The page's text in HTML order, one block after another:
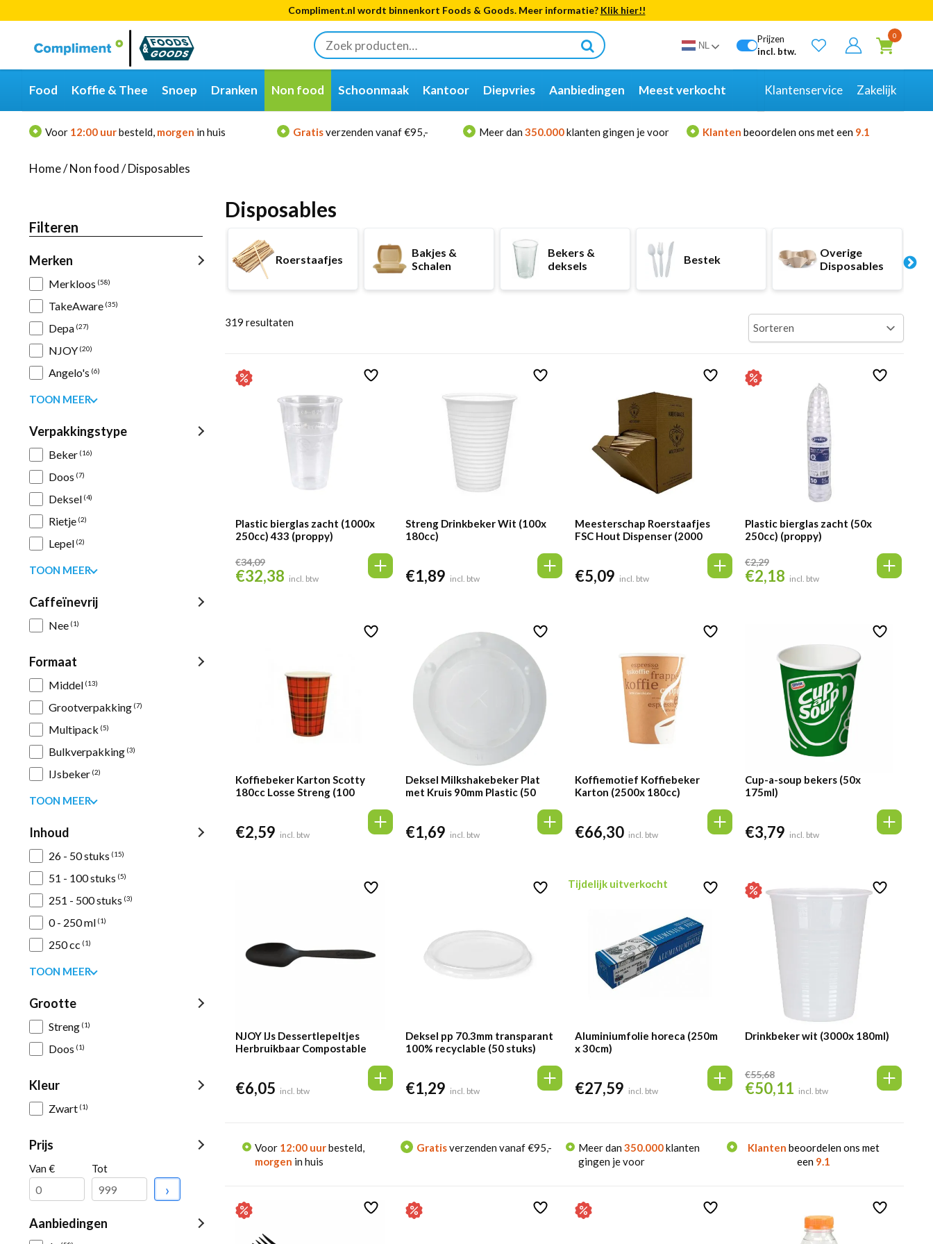
Compliment.nl wordt binnenkort Foods & Goods. Meer informatie? Klik hier!!
Zoeken
naar:
Categorieën
Merken
NL
Prijzen
incl. btw.
0
Food Koffie & Thee Snoep Dranken Non food Schoonmaak Kantoor Diepvries Aanbiedingen Meest verkocht Klantenservice Zakelijk
Voor 12:00 uurbesteld, morgen in huis Gratisverzenden vanaf €95,- Meer dan 350.000klanten gingen je voor Klanten beoordelen ons met een 9.1
Home/Non food/Disposables
Filteren
Merken
Merkloos (58)
TakeAware (35)
Depa (27)
NJOY (20)
Angelo's (6)
TOON MEER
Verpakkingstype
Beker (16)
Doos (7)
Deksel (4)
Rietje (2)
Lepel (2)
TOON MEER
Caffeïnevrij
Nee (1)
Formaat
Middel (13)
Grootverpakking (7)
Multipack (5)
Bulkverpakking (3)
IJsbeker (2)
TOON MEER
Inhoud
26 - 50 stuks (15)
51 - 100 stuks (5)
251 - 500 stuks (3)
0 - 250 ml (1)
250 cc (1)
TOON MEER
Grootte
Streng (1)
Doos (1)
Kleur
Zwart (1)
Prijs
Van € Tot
›
Aanbiedingen
Disposables
Roerstaafjes
Bakjes &
Schalen
Bekers &
deksels
Bestek
Overige
Disposables
319 resultaten
Plastic bierglas zacht (1000x
250cc) 433 (proppy)
€34,09
Oorspronkelijke
€32,38 Huidige
incl. btw
Streng Drinkbeker Wit (100x
180cc)
€1,89 incl. btw
Meesterschap Roerstaafjes
FSC Hout Dispenser (2000
€5,09 incl. btw
Plastic bierglas zacht (50x
250cc) (proppy)
€2,29
Oorspronkelijke
€2,18 Huidige
incl. btw
Koffiebeker Karton Scotty
180cc Losse Streng (100
€2,59 incl. btw
Deksel Milkshakebeker Plat
met Kruis 90mm Plastic (50
€1,69 incl. btw
Koffiemotief Koffiebeker
Karton (2500x 180cc)
€66,30 incl. btw
Cup-a-soup bekers (50x
175ml)
€3,79 incl. btw
NJOY IJs Dessertlepeltjes
Herbruikbaar Compostable
€6,05 incl. btw
Deksel pp 70.3mm transparant
100% recyclable (50 stuks)
€1,29 incl. btw
Tijdelijk uitverkocht
Aluminiumfolie horeca (250m
x 30cm)
€27,59 incl. btw
Drinkbeker wit (3000x 180ml)
€55,68
Oorspronkelijke
€50,11 Huidige
incl. btw
Voor 12:00 uurbesteld,
morgen in huis
Gratisverzenden vanaf €95,- Meer dan350.000klanten
gingen je voor
Klanten beoordelen ons met
een 9.1